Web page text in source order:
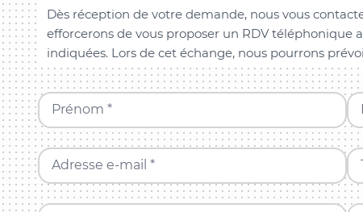
Dès réception de votre demande, nous vous
efforcerons de vous proposer un RDV téléphonique
indiquées. Lors de cet échange, nous pourrons
Prénom *
Adresse e-mail *